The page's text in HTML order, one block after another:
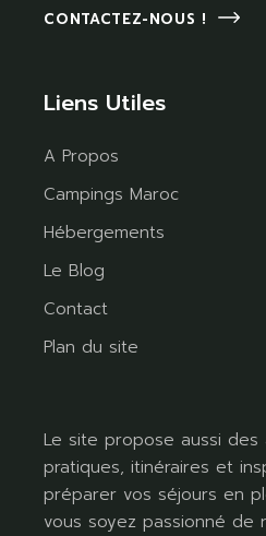
CONTACTEZ-NOUS !
Liens Utiles
A Propos
Campings Maroc
Hébergements
Le Blog
Contact
Plan du site
Le site propose aussi des
pratiques, itinéraires et
préparer vos séjours en
vous soyez passionné de